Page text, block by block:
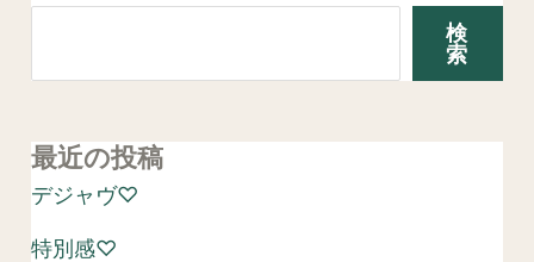
検
索
最近の投稿
デジャヴ♡
特別感♡